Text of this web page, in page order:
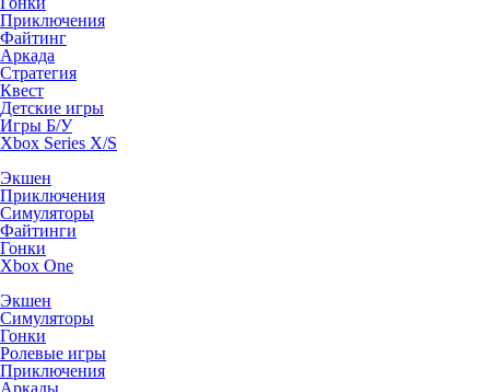
Приключения
Файтинг
Аркада
Стратегия
Квест
Детские игры
Игры Б/У
Xbox Series X/S
Экшен
Приключения
Симуляторы
Файтинги
Гонки
Xbox One
Экшен
Симуляторы
Гонки
Ролевые игры
Приключения
Аркады